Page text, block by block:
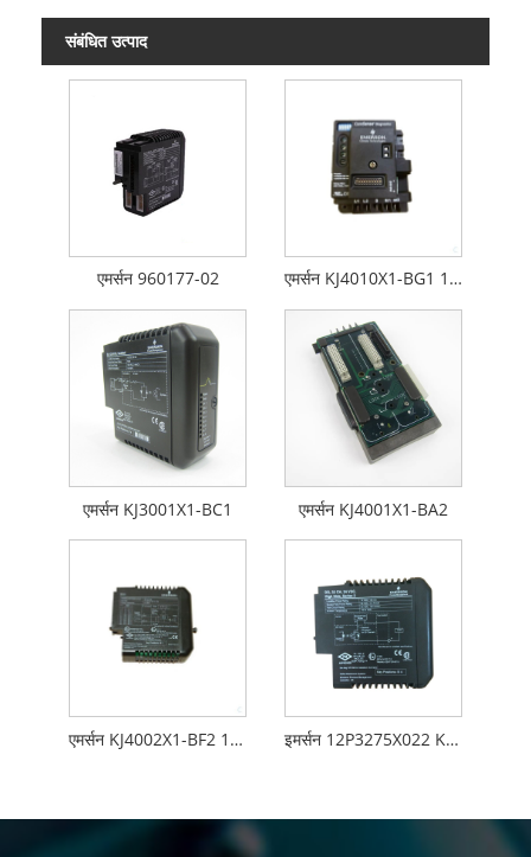
संबंधित उत्पाद
एमर्सन 960177-02 एमर्सन KJ4010X1-BG1 12P0830X062
एमर्सन KJ3001X1-BC1 एमर्सन KJ4001X1-BA2
एमर्सन KJ4002X1-BF2 12P3866X012 इमर्सन 12P3275X022 KJ3204X1-BA1